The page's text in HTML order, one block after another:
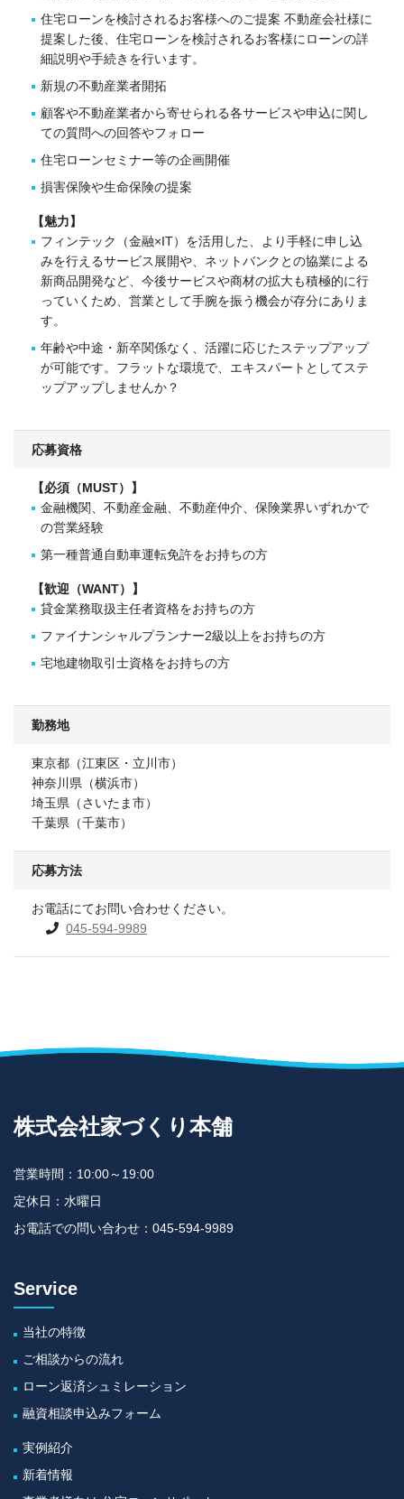
住宅ローンを検討されるお客様へのご提案 不動産会社様に
提案した後、住宅ローンを検討されるお客様にローンの詳
細説明や手続きを行います。
新規の不動産業者開拓
顧客や不動産業者から寄せられる各サービスや申込に関し
ての質問への回答やフォロー
住宅ローンセミナー等の企画開催
損害保険や生命保険の提案
【魅力】
フィンテック（金融×IT）を活用した、より手軽に申し込
みを行えるサービス展開や、ネットバンクとの協業による
新商品開発など、今後サービスや商材の拡大も積極的に行
っていくため、営業として手腕を振う機会が存分にありま
す。
年齢や中途・新卒関係なく、活躍に応じたステップアップ
が可能です。フラットな環境で、エキスパートとしてステ
ップアップしませんか？
応募資格
【必須（MUST）】
金融機関、不動産金融、不動産仲介、保険業界いずれかで
の営業経験
第一種普通自動車運転免許をお持ちの方
【歓迎（WANT）】
貸金業務取扱主任者資格をお持ちの方
ファイナンシャルプランナー2級以上をお持ちの方
宅地建物取引士資格をお持ちの方
勤務地
東京都（江東区・立川市）
神奈川県（横浜市）
埼玉県（さいたま市）
千葉県（千葉市）
応募方法
お電話にてお問い合わせください。
045-594-9989
株式会社家づくり本舗
営業時間：10:00～19:00
定休日：水曜日
お電話での問い合わせ：045-594-9989
Service
当社の特徴
ご相談からの流れ
ローン返済シュミレーション
融資相談申込みフォーム
実例紹介
新着情報